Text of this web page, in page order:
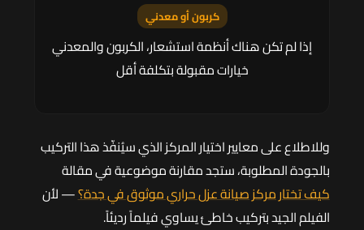
كربون أو معدني
إذا لم تكن هناك أنظمة استشعار، الكربون والمعدني
خيارات مقبولة بتكلفة أقل
وللاطلاع على معايير اختيار المركز الذي سيُنفّذ هذا التركيب
بالجودة المطلوبة، ستجد مقارنة موضوعية في مقالة
كيف تختار مركز صيانة عزل حراري موثوق في جدة؟— لأن
الفيلم الجيد بتركيب خاطئ يساوي فيلماً رديئاً.